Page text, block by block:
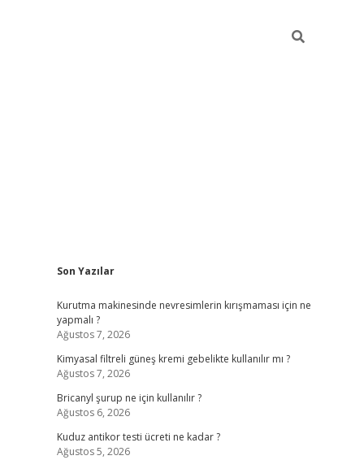
Sidebar
Son Yazılar
Kurutma makinesinde nevresimlerin kırışmaması için ne
yapmalı ?
Ağustos 7, 2026
Kimyasal filtreli güneş kremi gebelikte kullanılır mı ?
Ağustos 7, 2026
Bricanyl şurup ne için kullanılır ?
Ağustos 6, 2026
Kuduz antikor testi ücreti ne kadar ?
Ağustos 5, 2026
vdcasino güncel giriş